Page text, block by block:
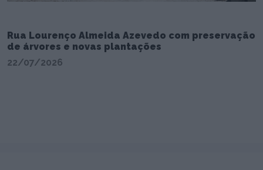
Rua Lourenço Almeida Azevedo com preservação
de árvores e novas plantações
22/07/2026